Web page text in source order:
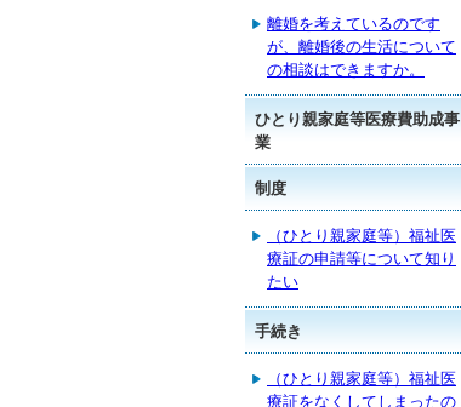
離婚を考えているのです
が、離婚後の生活について
の相談はできますか。
ひとり親家庭等医療費助成事
業
制度
（ひとり親家庭等）福祉医
療証の申請等について知り
たい
手続き
（ひとり親家庭等）福祉医
療証をなくしてしまったの